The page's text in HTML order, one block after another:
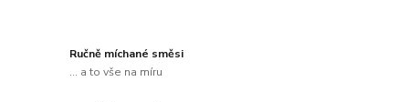
Ručně míchané směsi
... a to vše na míru